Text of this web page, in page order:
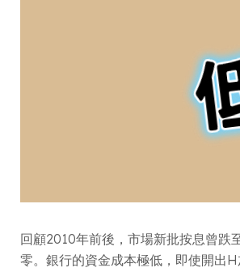
回顧2010年前後，市場新批按息曾跌
零。銀行的資金成本極低，即使開出